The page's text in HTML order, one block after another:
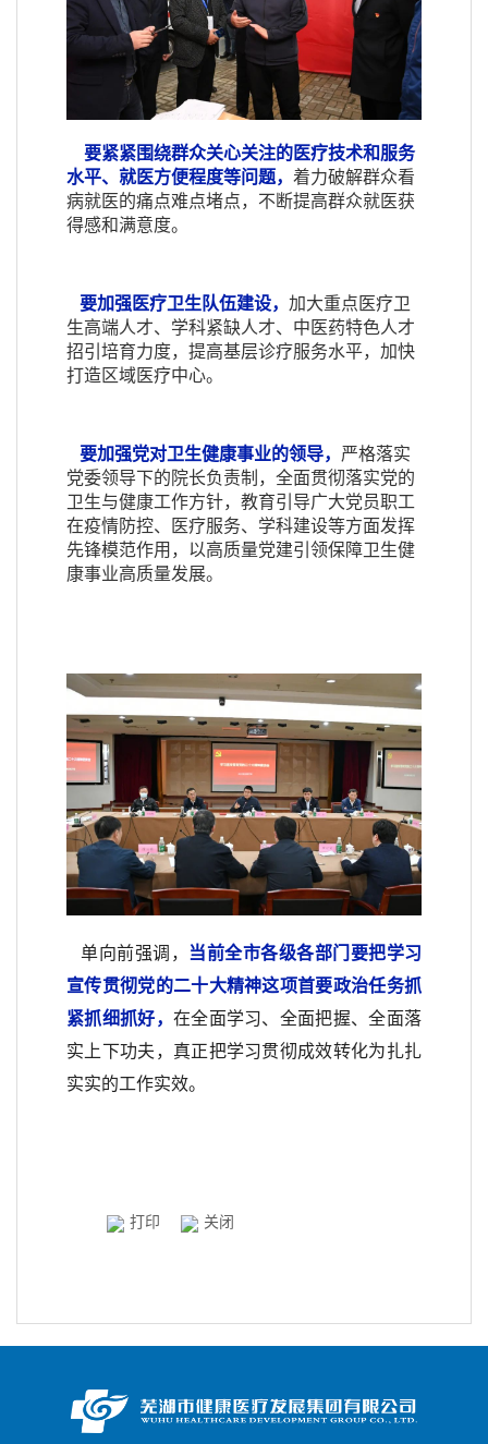
要紧紧围绕群众关心关注的医疗技术和服务
水平、就医方便程度等问题， 着力破解群众看
病就医的痛点难点堵点，不断提高群众就医获
得感和满意度。
要加强医疗卫生队伍建设， 加大重点医疗卫
生高端人才、学科紧缺人才、中医药特色人才
招引培育力度，提高基层诊疗服务水平，加快
打造区域医疗中心。
要加强党对卫生健康事业的领导， 严格落实
党委领导下的院长负责制，全面贯彻落实党的
卫生与健康工作方针，教育引导广大党员职工
在疫情防控、医疗服务、学科建设等方面发挥
先锋模范作用，以高质量党建引领保障卫生健
康事业高质量发展。
单向前强调， 当前全市各级各部门要把学习
宣传贯彻党的二十大精神这项首要政治任务抓
紧抓细抓好， 在全面学习、全面把握、全面落
实上下功夫，真正把学习贯彻成效转化为扎扎
实实的工作实效。
打印 关闭